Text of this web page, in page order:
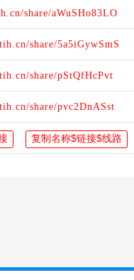
share/aWuSHo83LO
share/5a5iGywSmS
share/pStQfHcPvt
share/pvc2DnASst